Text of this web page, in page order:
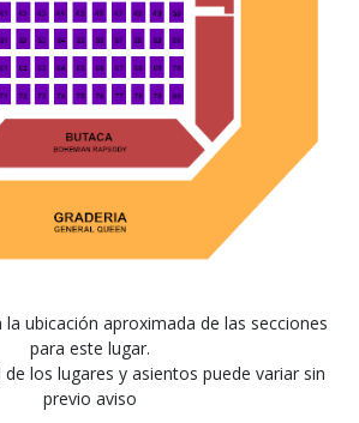
ubicación aproximada de las secciones
para este lugar.
los lugares y asientos puede variar sin
previo aviso